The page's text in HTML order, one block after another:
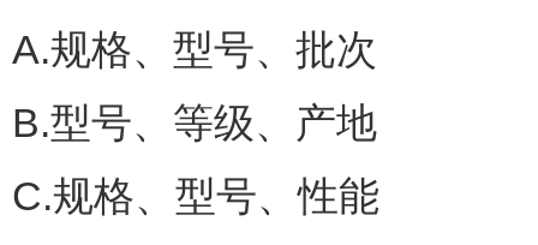
A.规格、型号、批次
B.型号、等级、产地
C.规格、型号、性能